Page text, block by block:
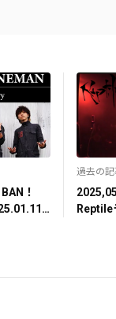
！
過去の記
Reptile